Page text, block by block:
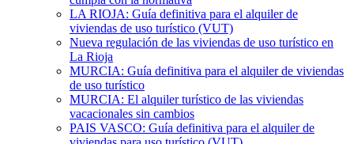
LA RIOJA: Guía definitiva para el alquiler de
viviendas de uso turístico (VUT)
Nueva regulación de las viviendas de uso turístico en
La Rioja
MURCIA: Guía definitiva para el alquiler de viviendas
de uso turístico
MURCIA: El alquiler turístico de las viviendas
vacacionales sin cambios
PAIS VASCO: Guía definitiva para el alquiler de